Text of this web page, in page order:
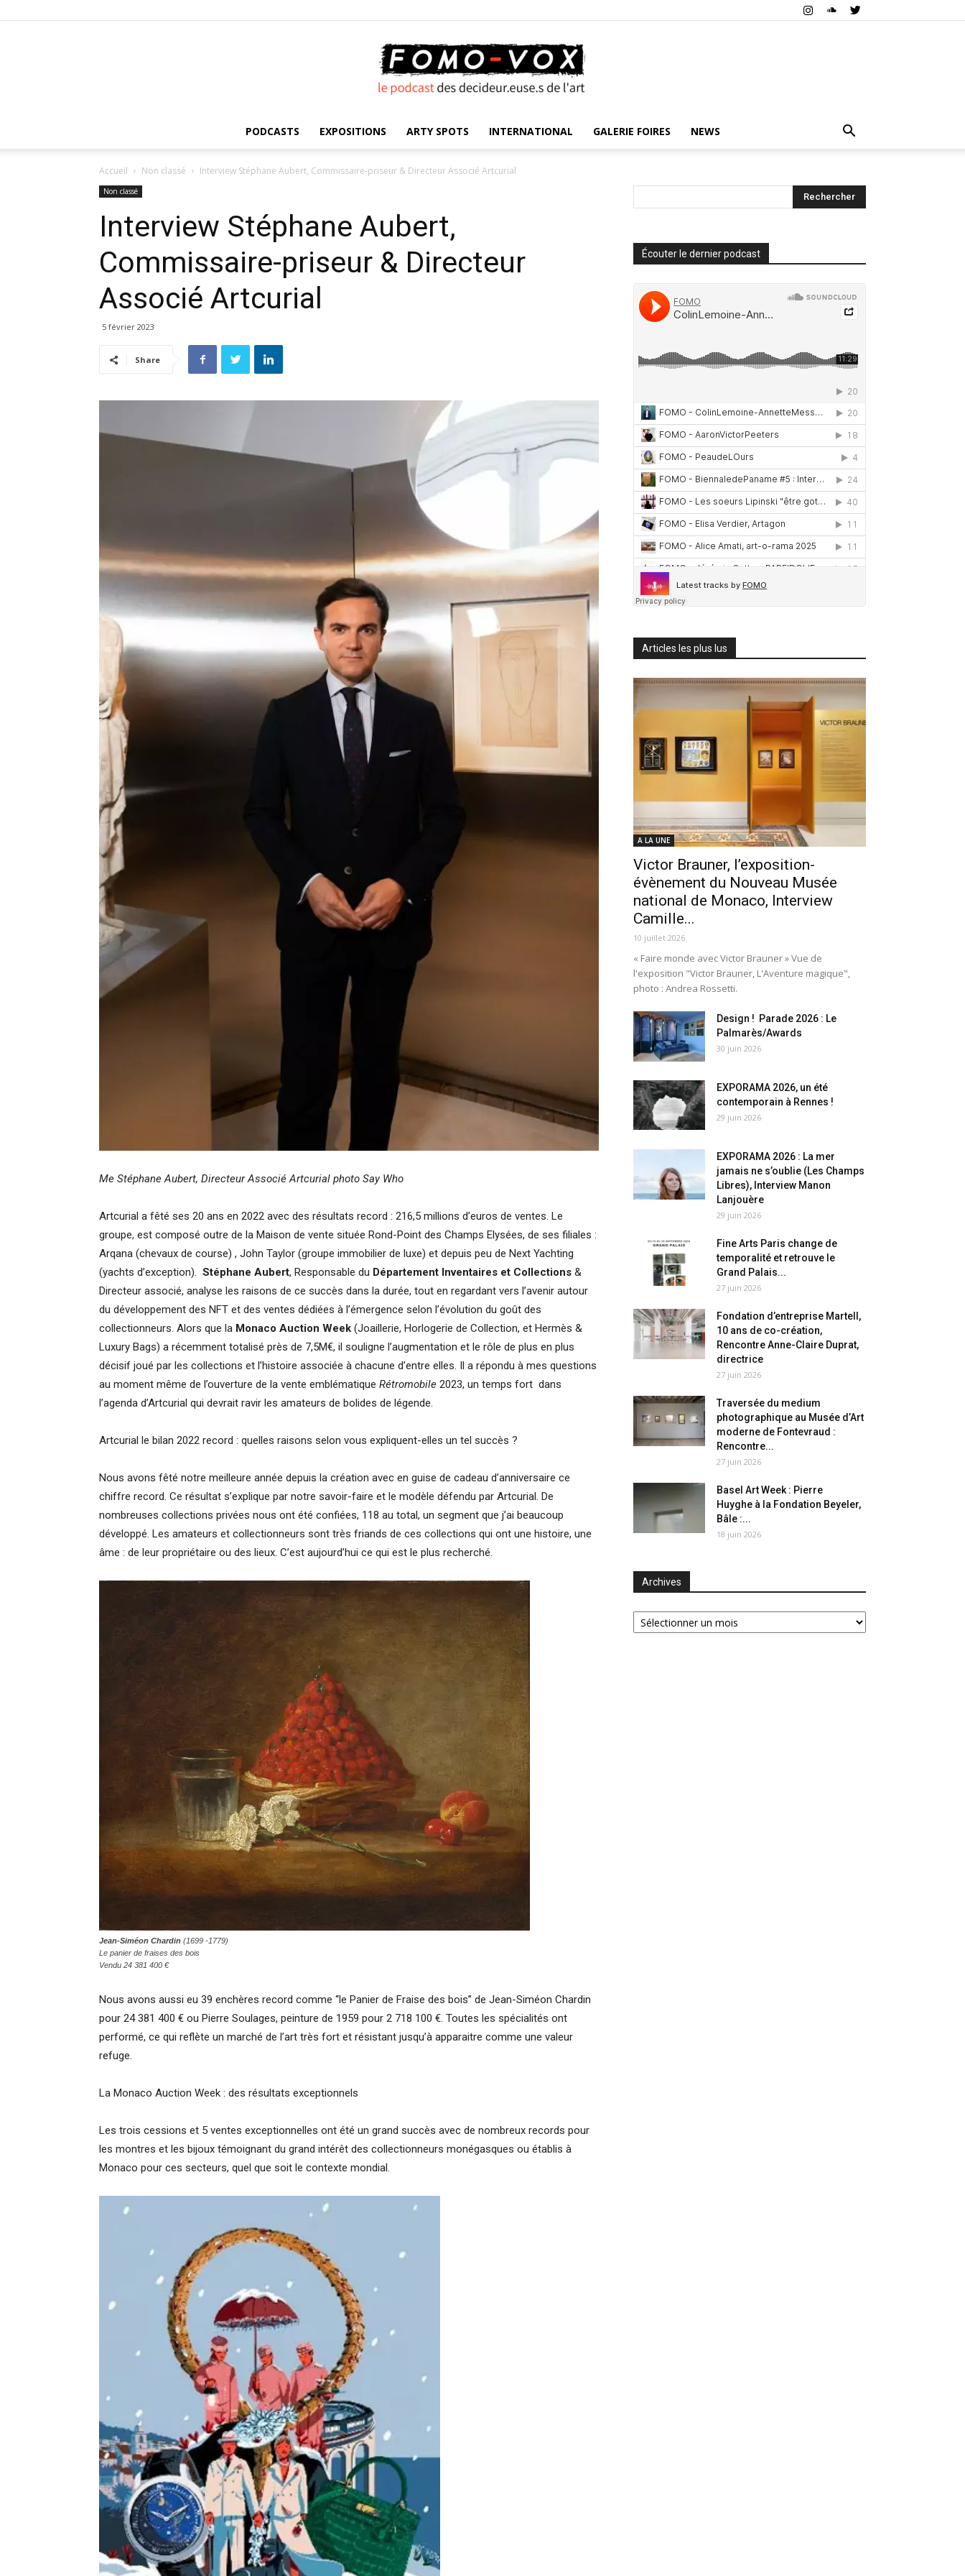
PODCASTS EXPOSITIONS ARTY SPOTS INTERNATIONAL GALERIE FOIRES NEWS
Accueil Non classé Interview Stéphane Aubert, Commissaire-priseur & Directeur Associé Artcurial
Non classé
Interview Stéphane Aubert,
Commissaire-priseur & Directeur
Associé Artcurial
5 février 2023
Share
Me Stéphane Aubert, Directeur Associé Artcurial photo Say Who
Artcurial a fêté ses 20 ans en 2022 avec des résultats record : 216,5 millions d’euros de ventes. Le
groupe, est composé outre de la Maison de vente située Rond-Point des Champs Elysées, de ses filiales :
Arqana (chevaux de course) , John Taylor (groupe immobilier de luxe) et depuis peu de Next Yachting
(yachts d’exception). Stéphane Aubert, Responsable du Département Inventaires et Collections &
Directeur associé, analyse les raisons de ce succès dans la durée, tout en regardant vers l’avenir autour
du développement des NFT et des ventes dédiées à l’émergence selon l’évolution du goût des
collectionneurs. Alors que la Monaco Auction Week (Joaillerie, Horlogerie de Collection, et Hermès &
Luxury Bags) a récemment totalisé près de 7,5M€, il souligne l’augmentation et le rôle de plus en plus
décisif joué par les collections et l’histoire associée à chacune d’entre elles. Il a répondu à mes questions
au moment même de l’ouverture de la vente emblématique Rétromobile 2023, un temps fort dans
l’agenda d’Artcurial qui devrait ravir les amateurs de bolides de légende.
Artcurial le bilan 2022 record : quelles raisons selon vous expliquent-elles un tel succès ?
Nous avons fêté notre meilleure année depuis la création avec en guise de cadeau d’anniversaire ce
chiffre record. Ce résultat s’explique par notre savoir-faire et le modèle défendu par Artcurial. De
nombreuses collections privées nous ont été confiées, 118 au total, un segment que j’ai beaucoup
développé. Les amateurs et collectionneurs sont très friands de ces collections qui ont une histoire, une
âme : de leur propriétaire ou des lieux. C’est aujourd’hui ce qui est le plus recherché.
Jean-Siméon Chardin (1699 -1779)
Le panier de fraises des bois
Vendu 24 381 400 €
Nous avons aussi eu 39 enchères record comme ‘‘le Panier de Fraise des bois’’ de Jean-Siméon Chardin
pour 24 381 400 € ou Pierre Soulages, peinture de 1959 pour 2 718 100 €. Toutes les spécialités ont
performé, ce qui reflète un marché de l’art très fort et résistant jusqu’à apparaitre comme une valeur
refuge.
La Monaco Auction Week : des résultats exceptionnels
Les trois cessions et 5 ventes exceptionnelles ont été un grand succès avec de nombreux records pour
les montres et les bijoux témoignant du grand intérêt des collectionneurs monégasques ou établis à
Monaco pour ces secteurs, quel que soit le contexte mondial.
Écouter le dernier podcast
Articles les plus lus
A LA UNE
Victor Brauner, l’exposition-
évènement du Nouveau Musée
national de Monaco, Interview
Camille...
10 juillet 2026
« Faire monde avec Victor Brauner » Vue de
l'exposition "Victor Brauner, L'Aventure magique",
photo : Andrea Rossetti.
Design ! Parade 2026 : Le
Palmarès/Awards
30 juin 2026
EXPORAMA 2026, un été
contemporain à Rennes !
29 juin 2026
EXPORAMA 2026 : La mer
jamais ne s’oublie (Les Champs
Libres), Interview Manon
Lanjouère
29 juin 2026
Fine Arts Paris change de
temporalité et retrouve le
Grand Palais...
27 juin 2026
Fondation d’entreprise Martell,
10 ans de co-création,
Rencontre Anne-Claire Duprat,
directrice
27 juin 2026
Traversée du medium
photographique au Musée d’Art
moderne de Fontevraud :
Rencontre...
27 juin 2026
Basel Art Week : Pierre
Huyghe à la Fondation Beyeler,
Bâle :...
18 juin 2026
Archives
Archives